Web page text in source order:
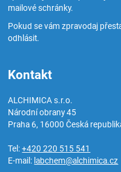
mailové schránky.
Pokud se vám zpravodaj
odhlásit.
Kontakt
ALCHIMICA s.r.o.
Národní obrany 45
Praha 6, 16000Česká
Tel:+420 220 515 541
E-mail: labchem@alchimica.cz